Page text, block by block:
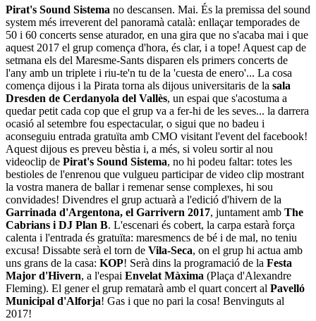
Pirat's Sound Sistema no descansen. Mai. És la premissa del sound
system més irreverent del panoramà català: enllaçar temporades de
50 i 60 concerts sense aturador, en una gira que no s'acaba mai i que
aquest 2017 el grup comença d'hora, és clar, i a tope! Aquest cap de
setmana els del Maresme-Sants disparen els primers concerts de
l'any amb un triplete i riu-te'n tu de la 'cuesta de enero'... La cosa
comença dijous i la Pirata torna als dijous universitaris de la sala
Dresden de Cerdanyola del Vallès, un espai que s'acostuma a
quedar petit cada cop que el grup va a fer-hi de les seves... la darrera
ocasió al setembre fou espectacular, o sigui que no badeu i
aconseguiu entrada gratuïta amb CMO visitant l'event del facebook!
Aquest dijous es preveu bèstia i, a més, si voleu sortir al nou
videoclip de Pirat's Sound Sistema, no hi podeu faltar: totes les
bestioles de l'enrenou que vulgueu participar de video clip mostrant
la vostra manera de ballar i remenar sense complexes, hi sou
convidades! Divendres el grup actuarà a l'edició d'hivern de la
Garrinada d'Argentona, el Garrivern 2017, juntament amb The
Cabrians i DJ Plan B. L'escenari és cobert, la carpa estarà força
calenta i l'entrada és gratuïta: maresmencs de bé i de mal, no teniu
excusa! Dissabte serà el torn de Vila-Seca, on el grup hi actua amb
uns grans de la casa: KOP! Serà dins la programació de la Festa
Major d'Hivern, a l'espai Envelat Màxima (Plaça d'Alexandre
Fleming). El gener el grup rematarà amb el quart concert al Pavelló
Municipal d'Alforja! Gas i que no pari la cosa! Benvinguts al
2017!